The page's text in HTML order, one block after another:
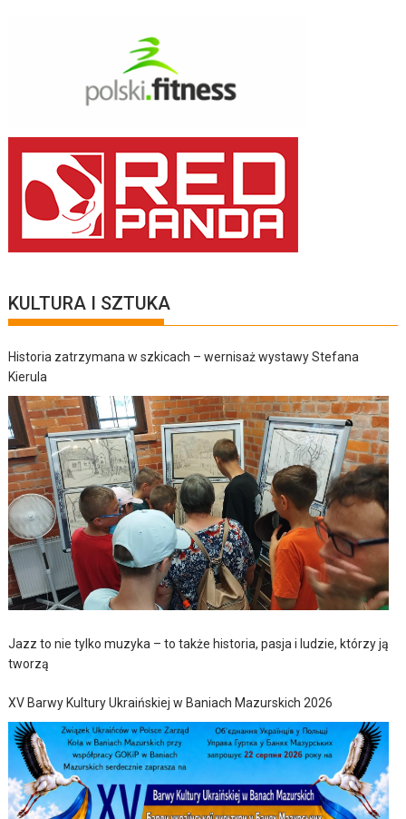
KULTURA I SZTUKA
Historia zatrzymana w szkicach – wernisaż wystawy Stefana
Kierula
Jazz to nie tylko muzyka – to także historia, pasja i ludzie, którzy ją
tworzą
XV Barwy Kultury Ukraińskiej w Baniach Mazurskich 2026